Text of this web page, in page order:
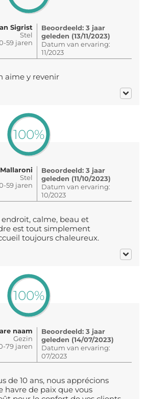
Sigrist
Stel
59 jaren
Beoordeeld: 3 jaar
geleden (13/11/2023)
Datum van ervaring:
11/2023
aime y revenir
100%
Stel
59 jaren
Beoordeeld: 3 jaar
geleden (11/10/2023)
Datum van ervaring:
10/2023
calme, beau et
est tout simplement
toujours chaleureux.
100%
naam
Gezin
79 jaren
Beoordeeld: 3 jaar
geleden (14/07/2023)
Datum van ervaring:
07/2023
de 10 ans, nous apprécions
havre de paix que vous